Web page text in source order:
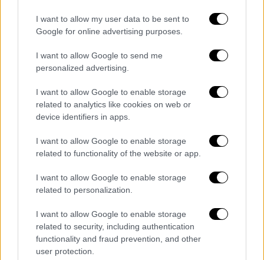
I want to allow my user data to be sent to
Google for online advertising purposes.
I want to allow Google to send me
personalized advertising.
I want to allow Google to enable storage
related to analytics like cookies on web or
device identifiers in apps.
I want to allow Google to enable storage
related to functionality of the website or app.
I want to allow Google to enable storage
related to personalization.
I want to allow Google to enable storage
related to security, including authentication
functionality and fraud prevention, and other
user protection.
Η Αθήνα του 1900 στα χιόνια.
»Αναφορικά με το ύψοςτου χιονιού που είχε
πέσει, η εφημερίδα ΣΚΡΙΠ της 11ης
Φεβρουαρίου (29-1-1911 με το παλαιό
ημερολόγιο) έγραφε: “Το πάρκον του
Ζαππείου είχε στρωθεί από της νυκτός με
δρόμους τους κεντρικούς διάφοροι εργάται
μαζεύουν το χιόνι και το τοποθετούν εις
σωρούς προ των πεζοδρομίων (…) Εις το
χωρίον Βίλλια το χιόνι ανήλθεν εις μέγα
ύψος, οι δε κάτοικοι κινδυνεύουν εντός των
οικιών τους (…) Εις την Μαλακάσαν της
Αττικής το χιόνι ανήλθεν εις ύψος δύο
μέτρων (…) Ολόκληρη η Θεσσαλική πεδιάς